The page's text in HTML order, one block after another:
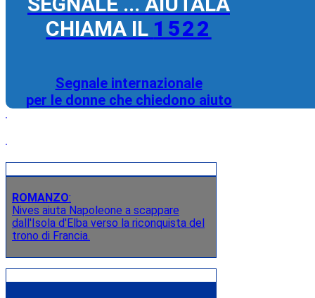
CHIAMA IL 1522
Segnale internazionale
per le donne che chiedono aiuto
ROMANZO:
Nives aiuta Napoleone a scappare
dall'Isola d'Elba verso la riconquista del
trono di Francia.